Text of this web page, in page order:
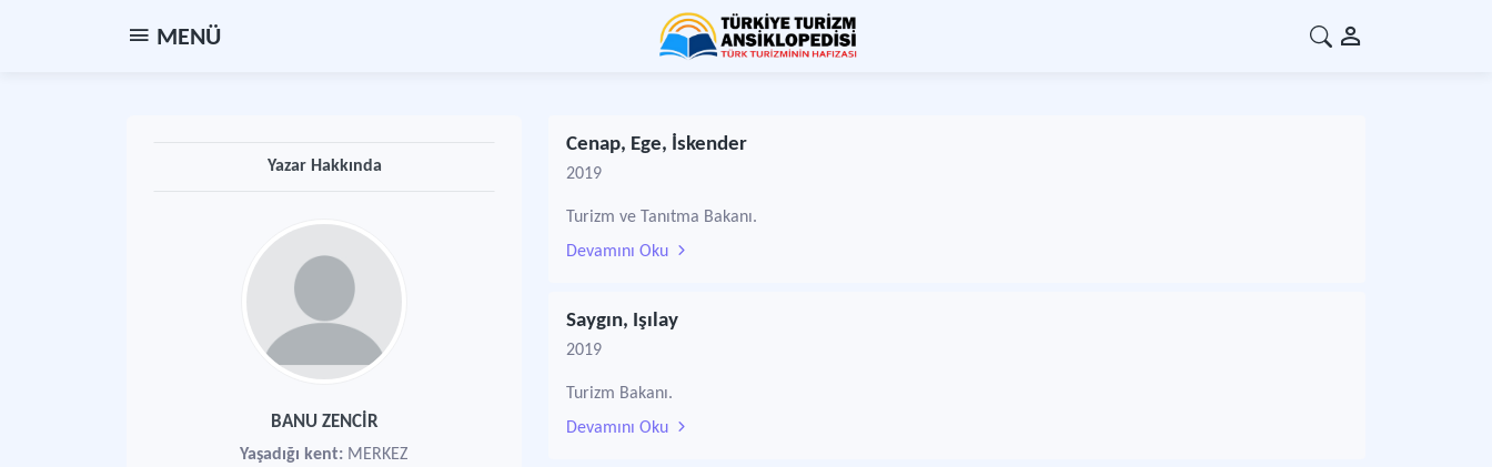
MENÜ
Yazar Hakkında
BANU ZENCİR
Yaşadığı kent: MERKEZ
Cenap, Ege, İskender
2019
Turizm ve Tanıtma Bakanı.
Devamını Oku
Saygın, Işılay
2019
Turizm Bakanı.
Devamını Oku